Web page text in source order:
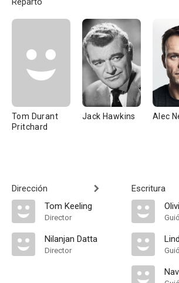
Tom Durant
Pritchard
Jack Hawkins Alec
Dirección
Tom Keeling
Director
Nilanjan Datta
Director
Escritura